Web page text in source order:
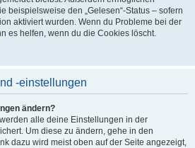
beispielsweise den „Gelesen“-Status – sofern
aktiviert wurden. Wenn du Probleme bei der
es helfen, wenn du die Cookies löscht.
-einstellungen
ändern?
alle deine Einstellungen in der
Um diese zu ändern, gehe in den
dazu wird meist oben auf der Seite angezeigt,